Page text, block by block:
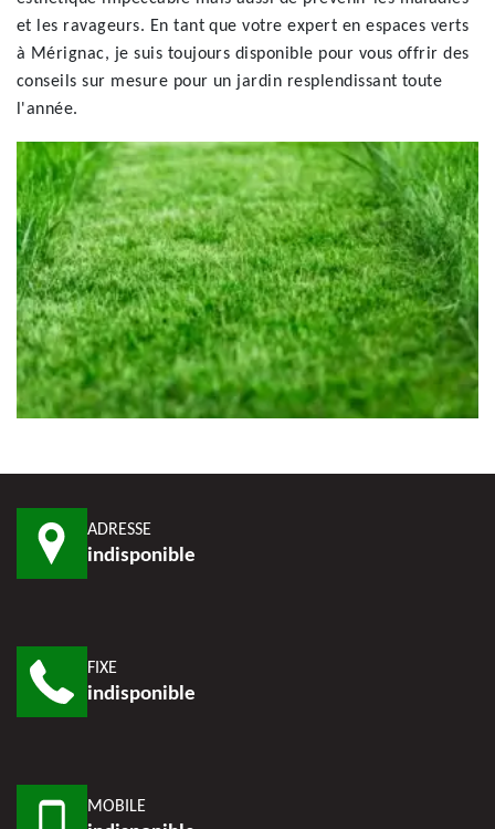
et les ravageurs. En tant que votre expert en espaces verts
à Mérignac, je suis toujours disponible pour vous offrir des
conseils sur mesure pour un jardin resplendissant toute
l'année.
ADRESSE
indisponible
FIXE
indisponible
MOBILE